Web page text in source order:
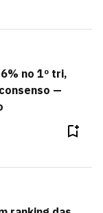
no 1º tri,
—